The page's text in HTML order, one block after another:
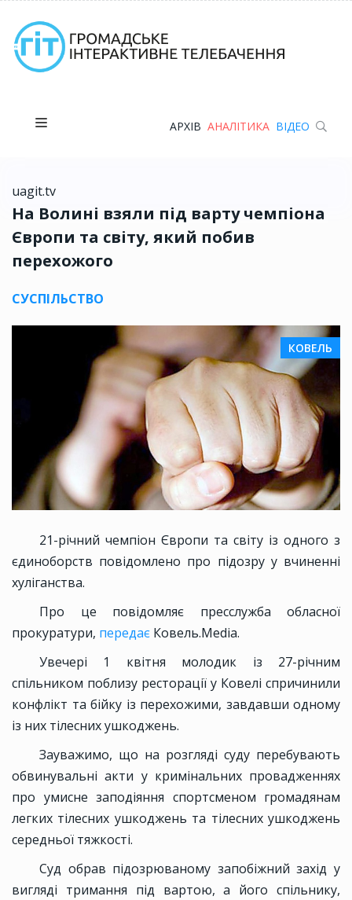
АРХІВ АНАЛІТИКА ВІДЕО
uagit.tv
На Волині взяли під варту чемпіона
Європи та світу, який побив
перехожого
СУСПІЛЬСТВО
КОВЕЛЬ
21-річний чемпіон Європи та світу із одного з
єдиноборств повідомлено про підозру у вчиненні
хуліганства.
Про це повідомляє пресслужба обласної
прокуратури, передає Ковель.Media.
Увечері 1 квітня молодик із 27-річним
спільником поблизу ресторації у Ковелі спричинили
конфлікт та бійку із перехожими, завдавши одному
із них тілесних ушкоджень.
Зауважимо, що на розгляді суду перебувають
обвинувальні акти у кримінальних провадженнях
про умисне заподіяння спортсменом громадянам
легких тілесних ушкоджень та тілесних ушкоджень
середньої тяжкості.
Суд обрав підозрюваному запобіжний захід у
вигляді тримання під вартою, а його спільнику,